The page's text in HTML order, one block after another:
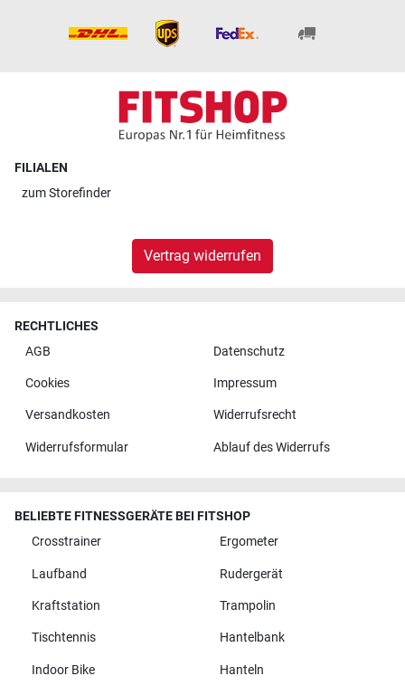
FILIALEN
zumStorefinder
Vertrag widerrufen
RECHTLICHES
AGB
Datenschutz
Cookies Impressum
Versandkosten Widerrufsrecht
Widerrufsformular Ablauf des Widerrufs
BELIEBTE FITNESSGERÄTE BEI FITSHOP
Crosstrainer
Ergometer
Laufband Rudergerät
Kraftstation Trampolin
Tischtennis Hantelbank
Indoor Bike Hanteln